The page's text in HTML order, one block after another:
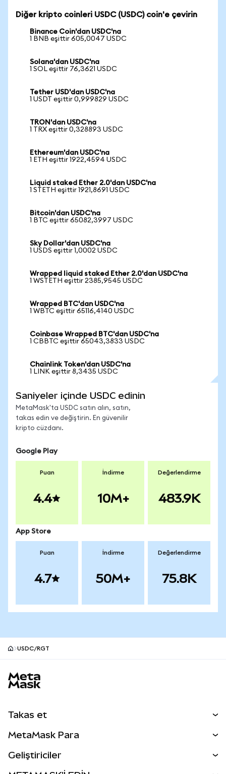
Diğer kripto coinleri USDC (USDC) coin'e çevirin
Binance Coin'dan USDC'na
1 BNB eşittir 605,0047 USDC
Solana'dan USDC'na
1 SOL eşittir 76,3621 USDC
Tether USD'dan USDC'na
1 USDT eşittir 0,999829 USDC
TRON'dan USDC'na
1 TRX eşittir 0,328893 USDC
Ethereum'dan USDC'na
1 ETH eşittir 1922,4594 USDC
Liquid staked Ether 2.0'dan USDC'na
1 STETH eşittir 1921,8691 USDC
Bitcoin'dan USDC'na
1 BTC eşittir 65082,3997 USDC
Sky Dollar'dan USDC'na
1 USDS eşittir 1,0002 USDC
Wrapped liquid staked Ether 2.0'dan USDC'na
1 WSTETH eşittir 2385,9545 USDC
Wrapped BTC'dan USDC'na
1 WBTC eşittir 65116,4140 USDC
Coinbase Wrapped BTC'dan USDC'na
1 CBBTC eşittir 65043,3833 USDC
Chainlink Token'dan USDC'na
1 LINK eşittir 8,3435 USDC
Saniyeler içinde USDC edinin
MetaMask'ta USDC satın alın, satın,
takas edin ve değiştirin. En güvenilir
kripto cüzdanı.
Google Play
Puan
4.4
İndirme
10M+
Değerlendirme
483.9K
App Store
Puan
4.7
İndirme
50M+
Değerlendirme
75.8K
USDC/RGT
Takas et
Perps
MetaMask Para
Geliştiriciler